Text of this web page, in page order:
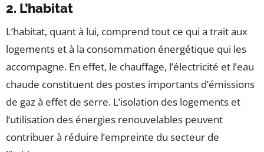
2. L’habitat
L’habitat, quant à lui, comprend tout ce qui a trait aux
logements et à la consommation énergétique qui les
accompagne. En effet, le chauffage, l’électricité et l’eau
chaude constituent des postes importants d’émissions
de gaz à effet de serre. L’isolation des logements et
l’utilisation des énergies renouvelables peuvent
contribuer à réduire l’empreinte du secteur de